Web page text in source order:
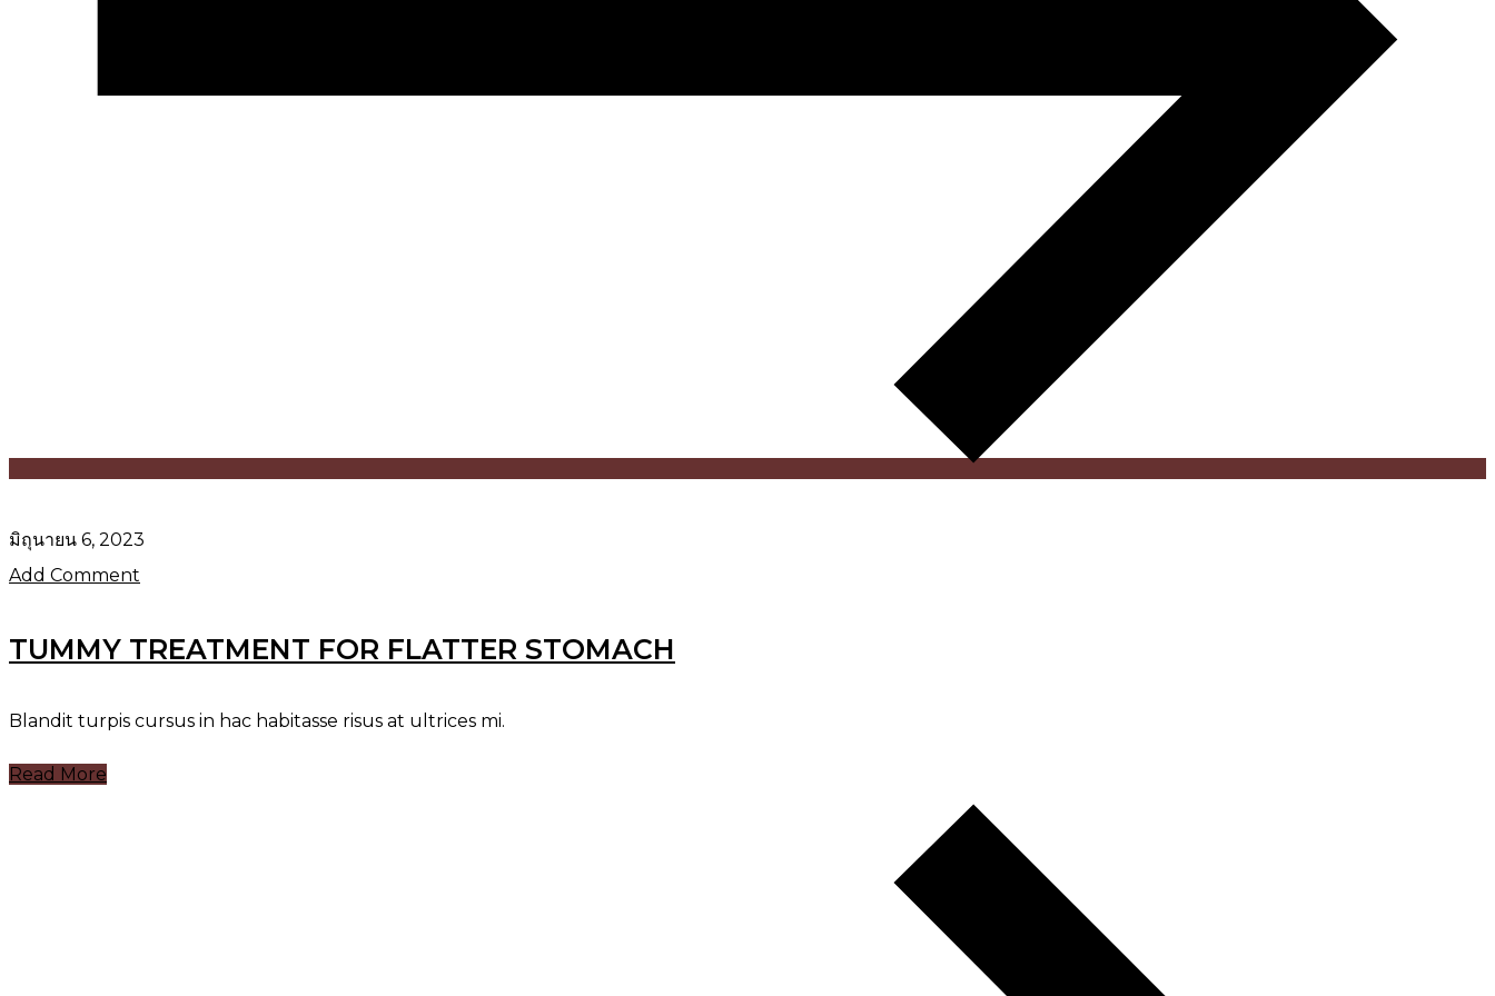
มิถุนายน 6, 2023
Add Comment
TUMMY TREATMENT FOR FLATTER STOMACH
Blandit turpis cursus in hac habitasse risus at ultrices mi.
Read More